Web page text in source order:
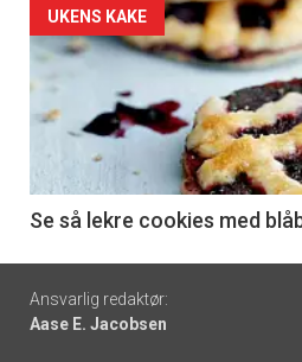
Forsiden
akkurat
nå
6
UKENS KAKE
Se så lekre cookies med
Footer
-
Ansvarlig redaktør:
Aase E. Jacobsen